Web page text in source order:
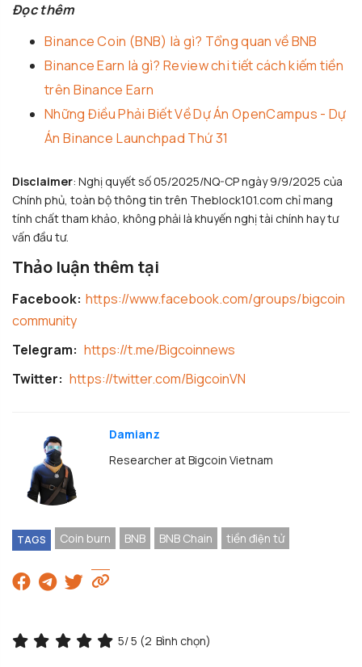
Đọc thêm
Binance Coin (BNB) là gì? Tổng quan về BNB
Binance Earn là gì? Review chi tiết cách kiếm tiền
trên Binance Earn
Những Điều Phải Biết Về Dự Án OpenCampus - Dự
Án Binance Launchpad Thứ 31
Disclaimer: Nghị quyết số 05/2025/NQ-CP ngày 9/9/2025 của
Chính phủ, toàn bộ thông tin trên Theblock101.com chỉ mang
tính chất tham khảo, không phải là khuyến nghị tài chính hay tư
vấn đầu tư.
Thảo luận thêm tại
Facebook: https://www.facebook.com/groups/bigcoin
community
Telegram: https://t.me/Bigcoinnews
Twitter: https://twitter.com/BigcoinVN
Damianz
Researcher at Bigcoin Vietnam
TAGS Coin burn BNB BNB Chain tiền điện tử
5/ 5 (2 Bình chọn)